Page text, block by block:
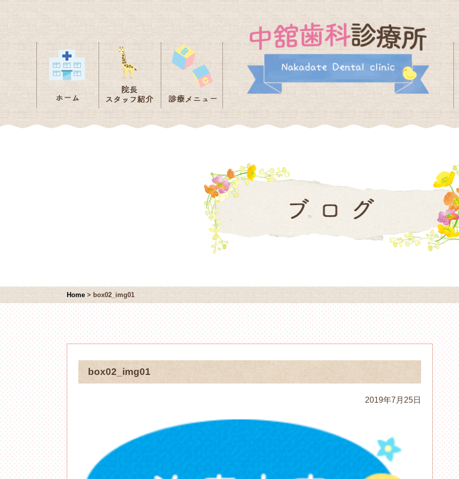
Home > box02_img01
box02_img01
2019年7月25日